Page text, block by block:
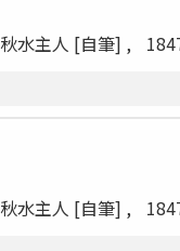
秋水主人 [自筆]
秋水主人 [自筆]